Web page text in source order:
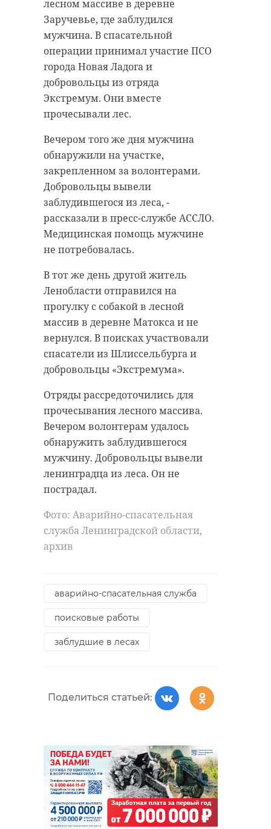
лесном массиве в деревне
Заручевье, где заблудился
мужчина. В спасательной
операции принимал участие ПСО
города Новая Ладога и
добровольцы из отряда
Экстремум. Они вместе
прочесывали лес.
Вечером того же дня мужчина
обнаружили на участке,
закрепленном за волонтерами.
Добровольцы вывели
заблудившегося из леса, -
рассказали в пресс-службе АССЛО.
Медицинская помощь мужчине
не потребовалась.
В тот же день другой житель
Ленобласти отправился на
прогулку с собакой в лесной
массив в деревне Матокса и не
вернулся. В поисках участвовали
спасатели из Шлиссельбурга и
добровольцы «Экстремума».
Отряды рассредоточились для
прочесывания лесного массива.
Вечером волонтерам удалось
обнаружить заблудившегося
мужчину. Добровольцы вывели
ленинградца из леса. Он не
пострадал.
Фото: Аварийно-спасательная
служба Ленинградской области,
архив
аварийно-спасательная служба
поисковые работы
заблудшие в лесах
Поделиться статьей:
БПЛА в воздушном пространстве
региона около 07:00.
Опасность БПЛА
объявили в
Ленобласти
Утром в пятницу, 11 июля, в воздушном
пространстве Ленинградской области
объявили опасность БПЛА. В регионе
возможно понижение сигнала
мобильного интернета.
Тогда же в аэропорту Пулково
были введены временные
ограничения на прием и выпуск
воздушных судов. Они
действовали чуть более двух часов
- до 09:38. За это время были
задержаны 28 рейсов. В
начал обслуживание воздушных
судов.
Жители Петербурга и Ленобласти
также жалуются на сбои в работе
мобильного интернета.
Фото: PrintScreen видео МО РФ о
работе систем ПВО/Архив
убедили женщину отдать все
накопления курьерам для
обеспечения безопасности
денежных средств.
В итоге, 7 июля пострадавшая
передала неизвестной девушке в
темном плаще 5 039 777 рублей.
Спустя два дня она вновь
встретилась с курьером, которому
вручила 5 608 781 рублей.
Общая сумма ущерба составила 10
648 558 рублей, - рассказал
источник 47channel. Возбуждено
уголовное дело по статье «Кража».
Ведется следствие.
Мошенники
убедили
школьницу из
Ретюни
перевести им
полмиллиона
рублей
41-летняя жительница деревни Ретюнь
(Лужский район Ленобласти) 8 июля
сообщила в полицию о
мошенничестве. Жертвой аферистов
стала 15-летняя дочь заявительницы.
Фото:
https://www.piqsels.com/ru/public-
domain-photo-flvbv
Поделиться статьей: